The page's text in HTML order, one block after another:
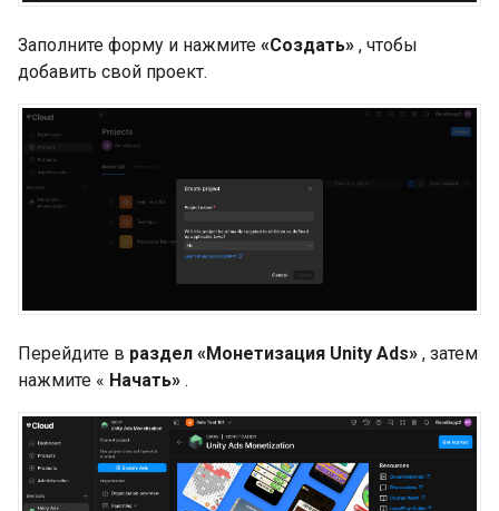
Заполните форму и нажмите «Создать» , чтобы
добавить свой проект.
Перейдите в раздел «Монетизация Unity Ads» , затем
нажмите « Начать» .